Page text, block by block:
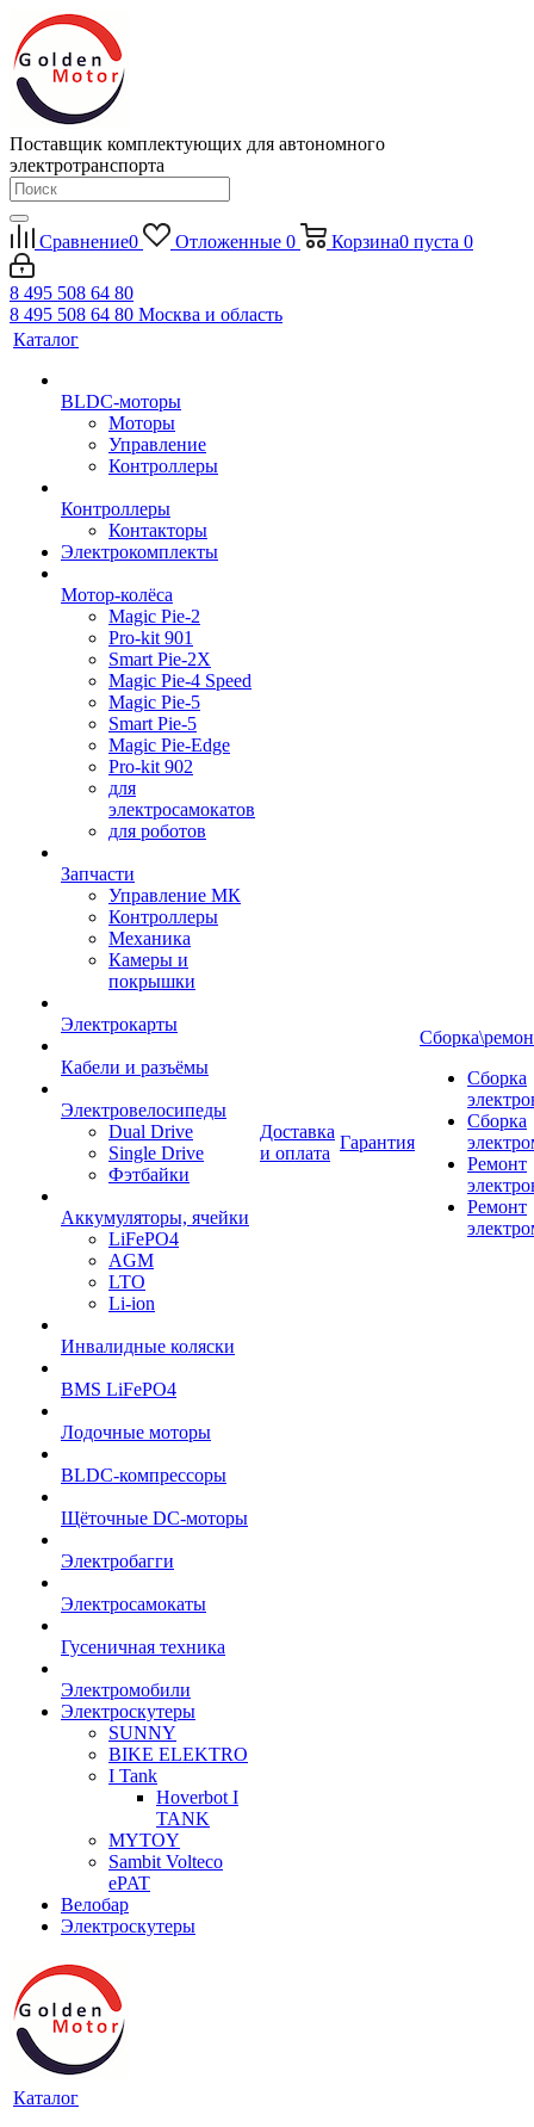
Поставщик комплектующих для автономного
электротранспорта
Сравнение0 Отложенные 0 Корзина0 пуста 0
8 495 508 64 80
8 495 508 64 80 Москва и область
Каталог
BLDC-моторы
Моторы
Управление
Контроллеры
Контроллеры
Контакторы
Электрокомплекты
Мотор-колёса
Magic Pie-2
Pro-kit 901
Smart Pie-2X
Magic Pie-4 Speed
Magic Pie-5
Smart Pie-5
Magic Pie-Edge
Pro-kit 902
для
электросамокатов
для роботов
Запчасти
Управление МК
Контроллеры
Механика
Камеры и
покрышки
Электрокарты
Кабели и разъёмы
Электровелосипеды
Dual Drive
Single Drive
Фэтбайки
Аккумуляторы, ячейки
LiFePO4
AGM
LTO
Li-ion
Инвалидные коляски
BMS LiFePO4
Лодочные моторы
BLDC-компрессоры
Щёточные DC-моторы
Электробагги
Электросамокаты
Гусеничная техника
Электромобили
Электроскутеры
SUNNY
BIKE ELEKTRO
I Tank
Hoverbot I
TANK
MYTOY
Sambit Volteco
ePAT
Велобар
Электроскутеры
Доставка
и оплата
Гарантия
Сборка
Сборка
Ремонт
Ремонт
Каталог